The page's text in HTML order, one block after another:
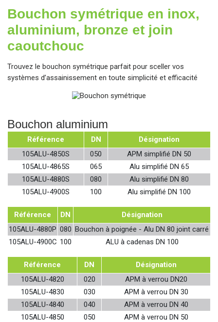
Bouchon symétrique en inox,
aluminium, bronze et join
caoutchouc
Trouvez le bouchon symétrique parfait pour sceller vos
systèmes d’assainissement en toute simplicité et efficacité
Bouchon aluminium
Référence DN
Désignation
105ALU-4850S
050
APM simplifié DN 50
105ALU-4865S
065
Alu simplifié DN 65
105ALU-4880S
080
Alu simplifié DN 80
105ALU-4900S
100 Alu simplifié DN 100
Référence DN
Désignation
105ALU-4880P 080 Bouchon à poignée - Alu DN 80 joint carré
105ALU-4900C 100 ALU à cadenas DN 100
Référence DN
Désignation
105ALU-4820
020
APM à verrou DN20
105ALU-4830
030
APM à verrou DN 30
105ALU-4840
040
APM à verrou DN 40
105ALU-4850
050
APM à verrou DN 50